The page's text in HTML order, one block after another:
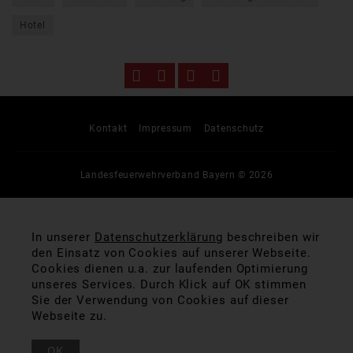
Hotel
Kontakt Impressum Datenschutz
Landesfeuerwehrverband Bayern © 2026
In unserer Datenschutzerklärung beschreiben wir
den Einsatz von Cookies auf unserer Webseite.
Cookies dienen u.a. zur laufenden Optimierung
unseres Services. Durch Klick auf OK stimmen
Sie der Verwendung von Cookies auf dieser
Webseite zu.